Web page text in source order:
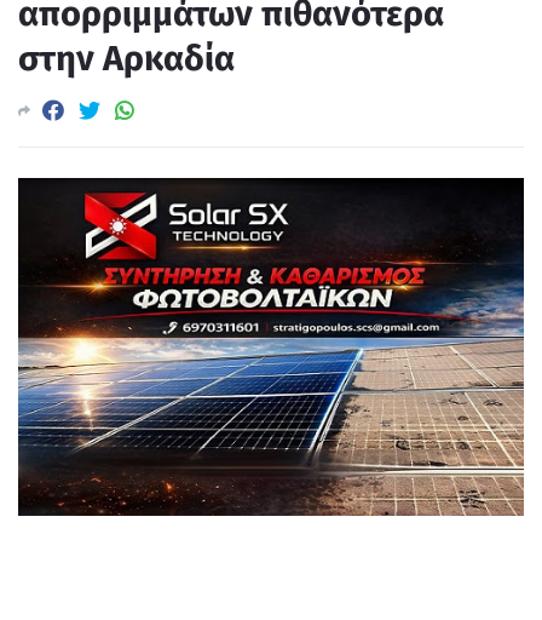
απορριμμάτων πιθανότερα
στην Αρκαδία